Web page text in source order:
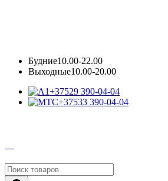
Будние10.00-22.00
Выходные10.00-20.00
+37529 390-04-04
+37533 390-04-04